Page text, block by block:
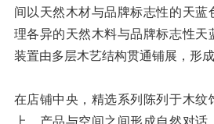
间以天然木材与品牌标志性的天
理各异的天然木料与品牌标志性天
装置由多层木艺结构贯通铺展，形成
在店铺中央，精选系列陈列于木纹